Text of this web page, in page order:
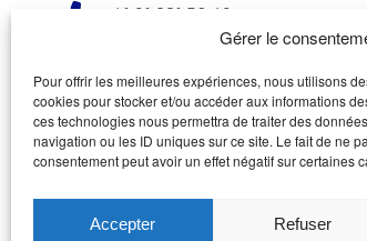
Gérer le
Pour offrir les meilleures expériences, nous utilisons
cookies pour stocker et/ou accéder aux informations
ces technologies nous permettra de traiter des
navigation ou les ID uniques sur ce site. Le fait de ne
consentement peut avoir un effet négatif sur certaines
Accepter Refuser
+41 21 881 50 62